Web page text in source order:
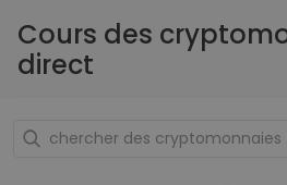
Cours des
direct